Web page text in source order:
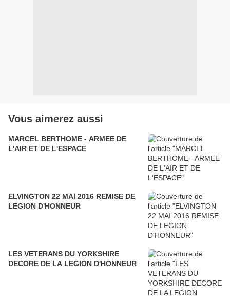
Vous aimerez aussi
MARCEL BERTHOME - ARMEE DE
L'AIR ET DE L'ESPACE
ELVINGTON 22 MAI 2016 REMISE DE
LEGION D'HONNEUR
LES VETERANS DU YORKSHIRE
DECORE DE LA LEGION D'HONNEUR